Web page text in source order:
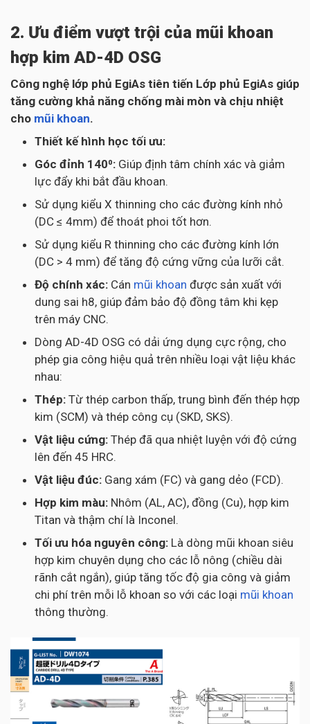
2. Ưu điểm vượt trội của mũi khoan
hợp kim AD-4D OSG
Công nghệ lớp phủ EgiAs tiên tiến Lớp phủ EgiAs giúp
tăng cường khả năng chống mài mòn và chịu nhiệt
cho mũi khoan.
Thiết kế hình học tối ưu:
Góc đỉnh 140⁰: Giúp định tâm chính xác và giảm
lực đẩy khi bắt đầu khoan.
Sử dụng kiểu X thinning cho các đường kính nhỏ
(DC ≤ 4mm) để thoát phoi tốt hơn.
Sử dụng kiểu R thinning cho các đường kính lớn
(DC > 4 mm) để tăng độ cứng vững của lưỡi cắt.
Độ chính xác: Cán mũi khoan được sản xuất với
dung sai h8, giúp đảm bảo độ đồng tâm khi kẹp
trên máy CNC.
Dòng AD-4D OSG có dải ứng dụng cực rộng, cho
phép gia công hiệu quả trên nhiều loại vật liệu khác
nhau:
Thép: Từ thép carbon thấp, trung bình đến thép hợp
kim (SCM) và thép công cụ (SKD, SKS).
Vật liệu cứng: Thép đã qua nhiệt luyện với độ cứng
lên đến 45 HRC.
Vật liệu đúc: Gang xám (FC) và gang dẻo (FCD).
Hợp kim màu: Nhôm (AL, AC), đồng (Cu), hợp kim
Titan và thậm chí là Inconel.
Tối ưu hóa nguyên công: Là dòng mũi khoan siêu
hợp kim chuyên dụng cho các lỗ nông (chiều dài
rãnh cắt ngắn), giúp tăng tốc độ gia công và giảm
chi phí trên mỗi lỗ khoan so với các loại mũi khoan
thông thường.